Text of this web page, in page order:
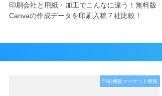
印刷会社と用紙・加工でこんなに違う！無料版
Canvaの作成データを印刷入稿７社比較！
印刷通販マーケット情報